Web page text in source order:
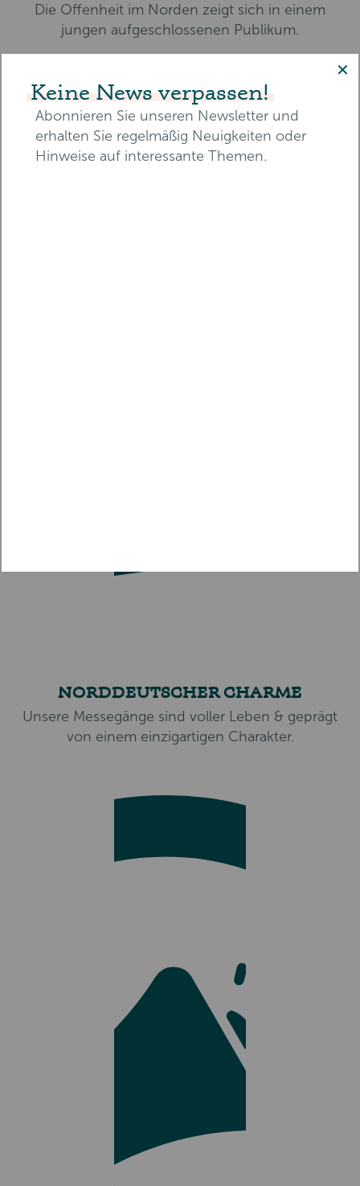
Die Offenheit im Norden zeigt sich in einem
jungen aufgeschlossenen Publikum.
NORDDEUTSCHER CHARME
Unsere Messegänge sind voller Leben & geprägt
von einem einzigartigen Charakter.
✕
Keine News verpassen!
Abonnieren Sie unseren Newsletter und
erhalten Sie regelmäßig Neuigkeiten oder
Hinweise auf interessante Themen.